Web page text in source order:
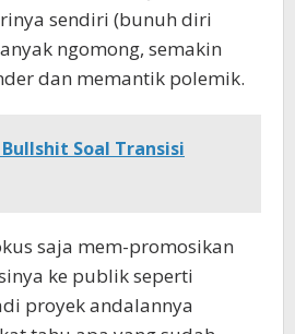
sendiri (bunuh diri
ngomong, semakin
dan memantik polemik.
Bullshit Soal Transisi
saja mem-promosikan
ke publik seperti
proyek andalannya